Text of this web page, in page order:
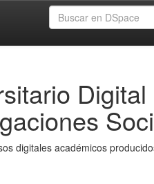
Digital
digitales académicos